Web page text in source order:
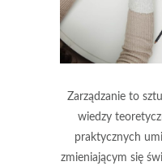
Zarządzanie to
wiedzy
praktycznych
zmieniającym się